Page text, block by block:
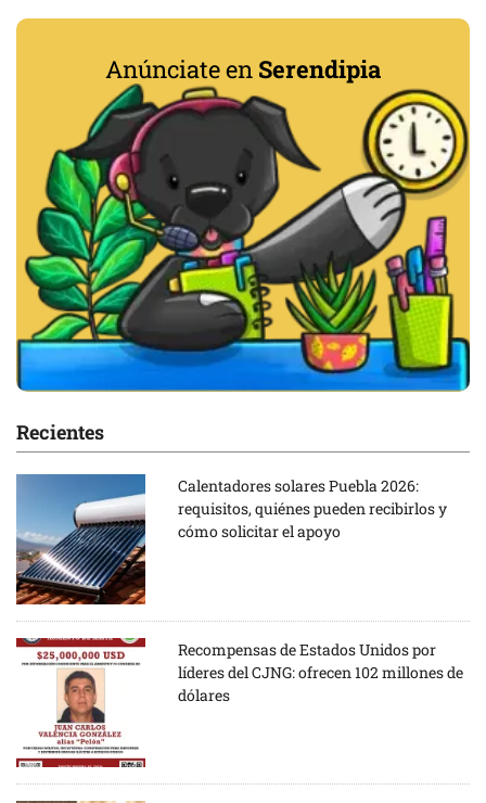
Anúnciate en Serendipia
Recientes
Calentadores solares Puebla 2026:
requisitos, quiénes pueden recibirlos y
cómo solicitar el apoyo
Recompensas de Estados Unidos por
líderes del CJNG: ofrecen 102 millones de
dólares